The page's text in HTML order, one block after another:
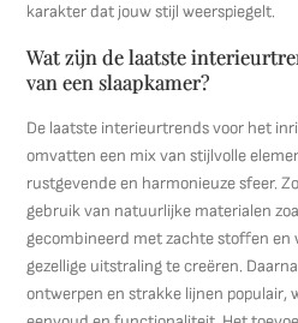
karakter dat jouw stijl weerspiegelt.
Wat zijn de laatste
van een slaapkamer?
De laatste interieurtrends voor het
omvatten een mix van stijlvolle
rustgevende en harmonieuze sfeer.
gebruik van natuurlijke materialen
gecombineerd met zachte stoffen en
gezellige uitstraling te creëren.
ontwerpen en strakke lijnen populair,